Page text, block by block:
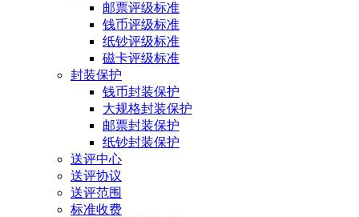
邮票评级标准
钱币评级标准
纸钞评级标准
磁卡评级标准
封装保护
钱币封装保护
大规格封装保护
邮票封装保护
纸钞封装保护
送评中心
送评协议
送评范围
标准收费